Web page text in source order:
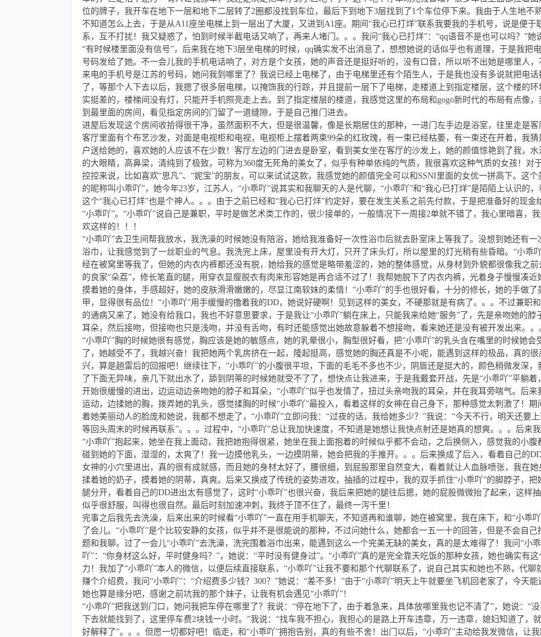
位的牌子，我开车在地下一层和地下二层转了2圈都没找到车位，最后下到地下3层找到了1个车位停下来。我由于人生地不熟
不知道怎么上去，于是从A11座坐电梯上到一层出了大厦，又进到A1座。期间“我心已打烊”联系我要我的手机号，说是便于
系，互不打扰！我又疑惑了，怕到时候半截电话又响了，再来人堵门。。。我问“我心已打烊”：“qq语音不是也可以吗？”她
“有时候楼里面没有信号”，后来我在地下3层坐电梯的时候，qq确实发不出消息了，想想她说的话似乎也有道理，于是我把
号码发给了她。不一会儿我的手机电话响了，对方是个女孩，她的声音还是挺好听的，没有口音，所以听不出她是哪里人，
来电的手机号是江苏的号码，她问我到哪里了？我说已经上电梯了，由于电梯里还有个陌生人，于是我也没有多说就把电话
了，等那个人下去以后，我摁了很多层电梯，以掩饰我的行踪，并且提前一层下了电梯，走楼道上到指定楼层，这个楼的环
实挺差的，楼梯间没有灯，只能开手机照亮走上去。到了指定楼层的楼道，我感觉这里的布局和gogo新时代的布局有点像，
到最里面的房间，看见指定房间的门留了一道缝隙，于是自己推门进去。
进屋后发现这个房间收拾得很干净，虽然面积不大，但是很温馨，像是长期居住的那种，一进门左手边是浴室，往里走是客
客厅里面有个布艺沙发，对面是电视柜和电视，电视柜上摆着两束99朵的红玫瑰，有一束已经枯萎，有一束还在开着，我猜
户送给她的，喜欢她的人应该不在少数！客厅左边的门进去是卧室，看到美女坐在客厅的沙发上，她的颜值惊艳到了我，水
的大眼睛，高鼻梁，清纯到了极致，可称为360度无死角的美女了，似乎有种单依纯的气质，我很喜欢这种气质的女孩！对
控控来说，比如喜欢“思凡”、“妮宝”的朋友，可以来试试这款，我感觉她的颜值完全可以和SSNI里面的女优一拼高下。这个
的昵称叫小乖吖”，她今年23岁，江苏人，“小乖吖”说其实和我聊天的人是代聊，“小乖吖”和“我心已打烊”是陌陌上认识的，
这个“我心已打烊”也是个神人。。。由于之前已经和“我心已打烊”约定好，要在发生关系之前先付款，于是把准备好的现金
“小乖吖”。“小乖吖”说自己是兼职，平时是做艺术类工作的，很少接单的，一般情况下一周接2单就不错了，我心里暗喜，
欢这样的！！！
“小乖吖”去卫生间帮我放水，我洗澡的时候她没有陪浴，她给我准备好一次性浴巾后就去卧室床上等我了。没想到她还有一
浴巾，让我感觉到了一丝职业的气息。我洗完上床，屋里没有开大灯，只开了床头灯，所以屋里的灯光稍有些昏暗。“小乖
经在被窝里等我了，但她的内衣内裤都还没有脱，她给我的感觉是略带羞涩的，她的整体感觉，从身材到外貌都很像我之前
的良家“朵荔”，修长笔直的腿，用穿衣显瘦脱衣有肉来形容她是再合适不过了！我帮她脱下了内衣内裤，光着身子慢慢凑近
摸着她的身体，手感超好，她的皮肤滑滑嫩嫩的，尽显江南软妹的柔情！“小乖吖”的手也很好看，十分的修长，她的手做了
甲，显得很有品位！“小乖吖”用手缓慢的撸着我的DD，她说好硬啊！见到这样的美女，不硬那就是有病了。。。不过兼职
的通病又来了，她没有给我口，我也不好意思要求，于是我让“小乖吖”躺在床上，只能我来给她“服务”了，先是亲吻她的脖
耳朵，然后接吻，但接吻也只是浅吻，并没有舌吻，有时还能感觉出她故意躲着不想接吻，看来她还是没有被开发出来。。
“小乖吖”胸的时候她很有感觉，胸应该是她的敏感点，她的乳晕很小，胸型很好看，把“小乖吖”的乳头含在嘴里的时候她会
了，她越受不了，我越兴奋！我把她两个乳房挤在一起，隆起挺高，感觉她的胸还真是不小呢，能遇到这样的极品，真的很
兴，算是趟雷后的回报吧！继续往下，“小乖吖”的小腹很平坦，下面的毛毛不多也不少，阴唇还是挺大的，颜色稍微发深，
了下面无异味，亲几下就出水了，舔到阴蒂的时候她就受不了了，想快点让我进来，于是我戴套开战，先是“小乖吖”平躺着
开始很缓慢的进出，边运动边亲吻她的脖子和耳朵，“小乖吖”似乎也发情了，扭过头亲吻我的耳朵，并在我耳旁喘气。后来
运动，边揉她的胸，拨弄她的乳头，感觉揉胸的时候“小乖吖”最投入，看着这样的女神在自己身下，那种感觉太刺激了！期
着她美丽动人的脸庞和她说，我都不想走了，“小乖吖”立即问我：“过夜的话，我给她多少？”我说：“今天不行，明天还要上
等回头周末的时候再联系”。。。过程中，“小乖吖”总让我加快速度，不知道是她想让我快点射还是她真的想爽。。。后来
“小乖吖”抱起来，她坐在我上面动，我把她抱得很紧，她坐在我上面抱着的时候似乎都不会动，之后换侧入，感觉我的小腹
碰到她的下面，湿湿的，太爽了！我一边摸他乳头，一边摸阴蒂，她会把我的手推开。。。后来换成了后入，看着自己的
女神的小穴里进出，真的很有成就感，而且她的身材太好了，腰很细，到屁股那里自然变大，看着就让人血脉喷张，我在她
揉着她的奶子，摸着她的阴蒂，真爽。后来又换成了传统的姿势进攻，抽插的过程中，我的双手抓住“小乖吖”的脚脖子，把
腿分开，看着自己的DD进出太有感觉了，这时“小乖吖”也很兴奋，我后来把她的腿往后摁，她的屁股微微抬了起来，这样
似乎很舒服，叫得也很自然。最后时刻加速冲刺，我终于顶不住了，最终一泻千里！
完事之后我先去洗澡，后来出来的时候看“小乖吖”一直在用手机聊天，不知道再和谁聊，她在被窝里，我在床下，和“小乖吖
了会儿。“小乖吖”是个比较安静的女孩，似乎并不是很能说的那种，不过问她什么，她都会一五一十的回答，但是不会自己
题和我聊。过了一会儿“小乖吖”去洗澡，洗完围着浴巾出来，能遇到这么一个完美无缺的美女，真的是太难得了！我问“小乖
吖”：“你身材这么好，平时健身吗？”，她说：“平时没有健身过”。“小乖吖”真的是完全靠天吃饭的那种女孩，她也确实有这
力！我加了“小乖吖”本人的微信，以便后续直接联系，“小乖吖”让我不要和那个代聊联系了，说自己其实和她也不熟，代聊
赚个介绍费，我问“小乖吖”：“介绍费多少钱？300？”她说：“差不多！”由于“小乖吖”明天上午就要坐飞机回老家了，今天能
她也算是缘分吧，感谢之前坑我的那个妹子，让我有机会遇见“小乖吖”！
“小乖吖”把我送到门口，她问我把车停在哪里了？我说：“停在地下了，由于着急来，具体放哪里我也记不清了”，她说：“没
下去就能找到了，这里停车费2块钱一小时。”我说：“找车我不担心，我担心的是路上开车违章，万一违章，媳妇知道了，
好解释了”。。。但愿一切都好吧！临走，和“小乖吖”拥抱告别，真的有些不舍！出门以后，“小乖吖”主动给我发微信，让